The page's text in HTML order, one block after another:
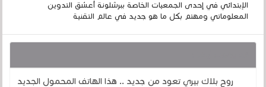
الإبتدائي في إحدى الجمعيات الخاصة ببرشلونة أعشق التدوين
المعلوماتي ومهتم بكل ما هو جديد في عالم التقنية
روح بلاك بيري تعود من جديد .. هذا الهاتف المحمول الجديد